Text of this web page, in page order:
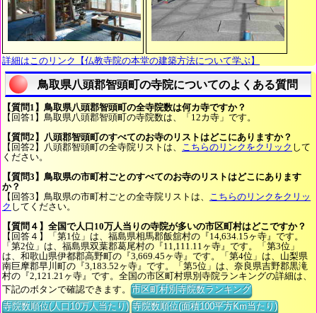
詳細はこのリンク【仏教寺院の本堂の建築方法について学ぶ】
鳥取県八頭郡智頭町の寺院についてのよくある質問
【質問1】鳥取県八頭郡智頭町の全寺院数は何カ寺ですか？
【回答1】鳥取県八頭郡智頭町の寺院数は、「12カ寺」です。
【質問2】八頭郡智頭町のすべてのお寺のリストはどこにありますか？
【回答2】八頭郡智頭町の全寺院リストは、 こちらのリンクをクリック して
ください。
【質問3】鳥取県の市町村ごとのすべてのお寺のリストはどこにあります
か？
【回答3】鳥取県の市町村ごとの全寺院リストは、 こちらのリンクをクリッ
ク してください。
【質問４】全国で人口10万人当りの寺院が多いの市区町村はどこですか？
【回答４】「第1位」は、福島県相馬郡飯舘村の『14,634.15ヶ寺』です。
「第2位」は、福島県双葉郡葛尾村の『11,111.11ヶ寺』です。「第3位」
は、和歌山県伊都郡高野町の『3,669.45ヶ寺』です。「第4位」は、山梨県
南巨摩郡早川町の『3,183.52ヶ寺』です。「第5位」は、奈良県吉野郡黒滝
村の『2,121.21ヶ寺』です。全国の市区町村県別寺院ランキングの詳細は、
下記のボタンで確認できます。市区町村別寺院数ランキング
寺院数順位(人口10万人当たり) 寺院数順位(面積100平方Km当たり)